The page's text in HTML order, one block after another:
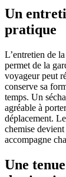
Un
pratique
L’entretien de
permet de la
voyageur peut
conserve sa
temps. Un
agréable à
déplacement.
chemise
accompagne
Une